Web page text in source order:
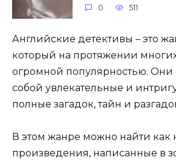
0 511
Английские детективы – это
который на протяжении многих
огромной популярностью. Они
собой увлекательные и
полные загадок, тайн и
В этом жанре можно найти как
произведения, написанные в